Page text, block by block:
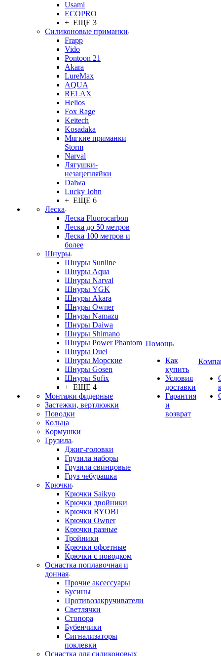
Usami
ECOPRO
+ ЕЩЕ 3
Силиконовые приманки
Frapp
Vido
Pontoon 21
Akara
LureMax
AQUA
RELAX
Helios
Fox Rage
Keitech
Kosadaka
Мягкие приманки
Storm
Narval
Лягушки-
незацепляйки
Daiwa
Lucky John
+ ЕЩЕ 6
Леска
Леска Fluorocarbon
Леска до 50 метров
Леска 100 метров и
более
Шнуры
Шнуры Sunline
Шнуры Aqua
Шнуры Narval
Шнуры YGK
Шнуры Akara
Шнуры Owner
Шнуры Namazu
Шнуры Daiwa
Шнуры Shimano
Шнуры Power Phantom
Шнуры Duel
Шнуры Морские
Шнуры Gosen
Шнуры Sufix
+ ЕЩЕ 4
Монтажи фидерные
Застежки, вертлюжки
Поводки
Кольца
Кормушки
Грузила
Джиг-головки
Грузила наборы
Грузила свинцовые
Груз чебурашка
Крючки
Крючки Saikyo
Крючки двойники
Крючки RYOBI
Крючки Owner
Крючки разные
Тройники
Крючки офсетные
Крючки с поводком
Оснастка поплавочная и
донная
Прочие аксессуары
Бусины
Противозакручиватели
Светлячки
Стопора
Бубенчики
Сигнализаторы
поклевки
Оснастка для силиконовых
Помощь
Как
купить
Условия
доставки
Гарантия
и
возврат